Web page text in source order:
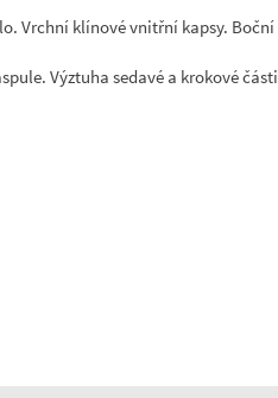
Vrchní klínové vnitřní kapsy. Boční
Výztuha sedavé a krokové části